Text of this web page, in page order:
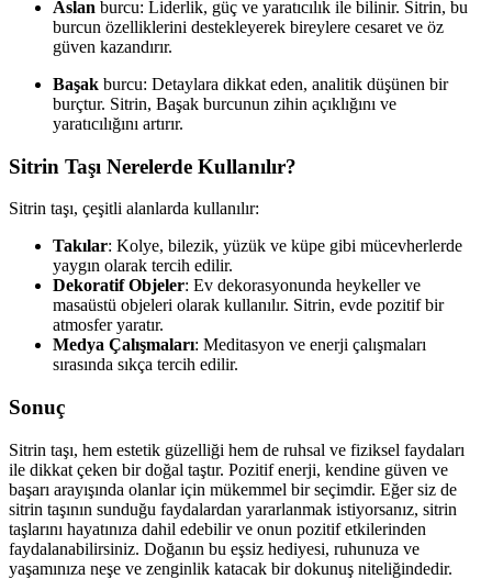
Aslan burcu: Liderlik, güç ve yaratıcılık ile bilinir. Sitrin, bu
burcun özelliklerini destekleyerek bireylere cesaret ve öz
güven kazandırır.
Başak burcu: Detaylara dikkat eden, analitik düşünen bir
burçtur. Sitrin, Başak burcunun zihin açıklığını ve
yaratıcılığını artırır.
Sitrin Taşı Nerelerde Kullanılır?
Sitrin taşı, çeşitli alanlarda kullanılır:
Takılar: Kolye, bilezik, yüzük ve küpe gibi mücevherlerde
yaygın olarak tercih edilir.
Dekoratif Objeler: Ev dekorasyonunda heykeller ve
masaüstü objeleri olarak kullanılır. Sitrin, evde pozitif bir
atmosfer yaratır.
Medya Çalışmaları: Meditasyon ve enerji çalışmaları
sırasında sıkça tercih edilir.
Sonuç
Sitrin taşı, hem estetik güzelliği hem de ruhsal ve fiziksel faydaları
ile dikkat çeken bir doğal taştır. Pozitif enerji, kendine güven ve
başarı arayışında olanlar için mükemmel bir seçimdir. Eğer siz de
sitrin taşının sunduğu faydalardan yararlanmak istiyorsanız, sitrin
taşlarını hayatınıza dahil edebilir ve onun pozitif etkilerinden
faydalanabilirsiniz. Doğanın bu eşsiz hediyesi, ruhunuza ve
yaşamınıza neşe ve zenginlik katacak bir dokunuş niteliğindedir.